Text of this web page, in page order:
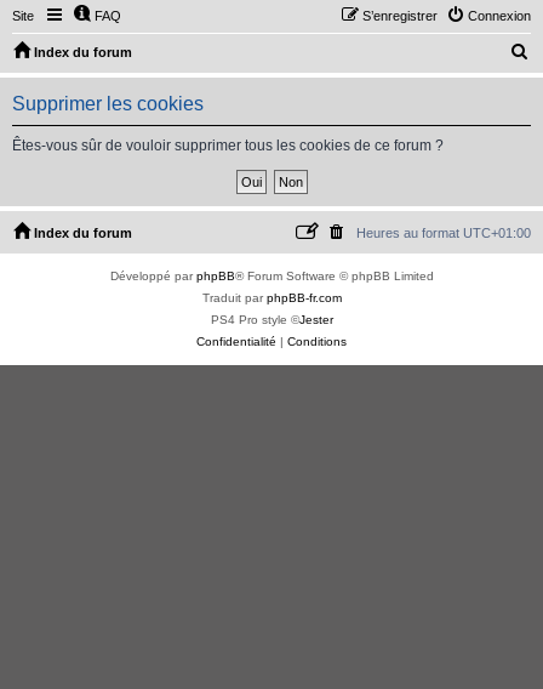
Site FAQ Connexion
S’enregistrer
Index du forum
e
h
Supprimer les cookies
Êtes-vous sûr de vouloir supprimer tous les cookies de ce forum ?
Index du forum Heures au format UTC+01:00
Développé parphpBB® Forum Software © phpBB Limited
Traduit parphpBB-fr.com
PS4 Pro style ©Jester
Confidentialité | Conditions